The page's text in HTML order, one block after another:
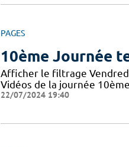
PAGES
10ème Journée
Afficher le filtrage
Vidéos de la journée
22/07/2024 19:40